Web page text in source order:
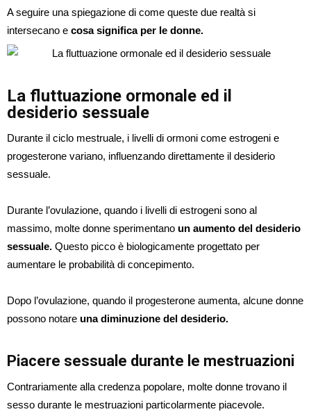
A seguire una spiegazione di come queste due realtà si
intersecano e cosa significa per le donne.
La fluttuazione ormonale ed il
desiderio sessuale
Durante il ciclo mestruale, i livelli di ormoni come estrogeni e
progesterone variano, influenzando direttamente il desiderio
sessuale.
Durante l’ovulazione, quando i livelli di estrogeni sono al
massimo, molte donne sperimentano un aumento del desiderio
sessuale. Questo picco è biologicamente progettato per
aumentare le probabilità di concepimento.
Dopo l’ovulazione, quando il progesterone aumenta, alcune donne
possono notare una diminuzione del desiderio.
Piacere sessuale durante le mestruazioni
Contrariamente alla credenza popolare, molte donne trovano il
sesso durante le mestruazioni particolarmente piacevole.